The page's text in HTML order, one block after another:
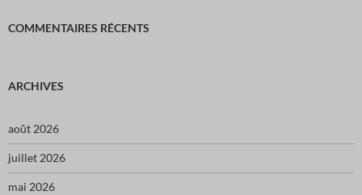
COMMENTAIRES RÉCENTS
ARCHIVES
août 2026
juillet 2026
mai 2026